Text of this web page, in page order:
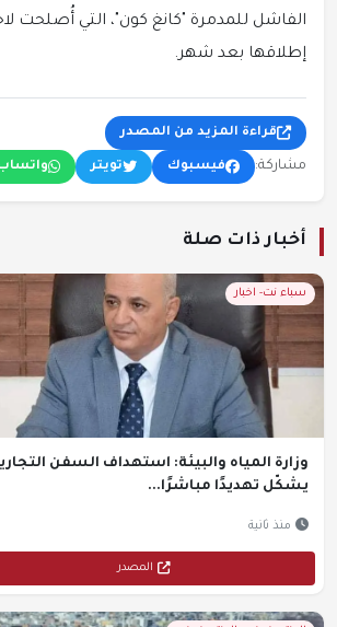
الفاشل للمدمرة "كانغ كون"، التي أُصلحت
إطلاقها بعد شهر.
قراءة المزيد من المصدر
مشاركة: فيسبوك تويتر
أخبار ذات صلة
سباء نت- اخبار
وزارة المياه والبيئة: استهداف السفن
يشكّل تهديدًا مباشرًا...
منذ ثانية
المصدر